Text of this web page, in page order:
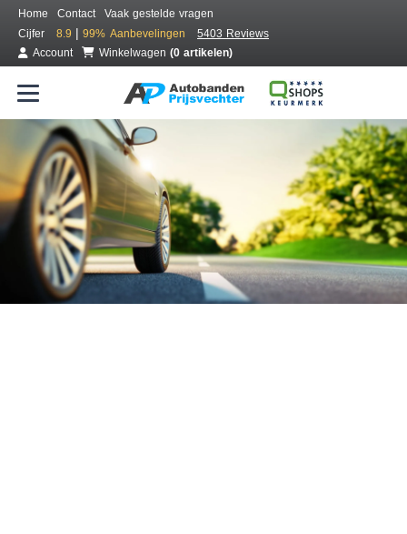
Home Contact
Vaak gestelde vragen
Cijfer
8.9 | 99% Aanbevelingen
5403 Reviews
Account
Winkelwagen (0 artikelen)
Bestel voordelig banden online
Gratis bezorgd of montage bij jou in de buurt
Seizoen:
Merken: